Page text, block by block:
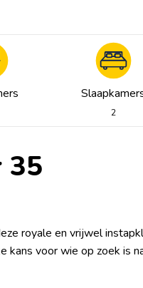
2
35
royale en vrijwel
kans voor wie op zoek is